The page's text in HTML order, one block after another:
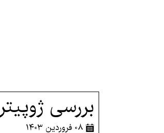
بررسی
۰۸ فروردین ۱۴۰۳